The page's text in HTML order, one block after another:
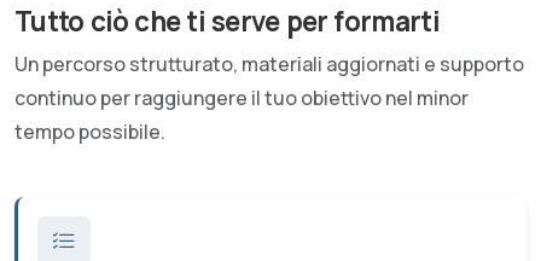
Tutto ciò che ti serve per formarti
Un percorso strutturato, materiali aggiornati e supporto
continuo per raggiungere il tuo obiettivo nel minor
tempo possibile.